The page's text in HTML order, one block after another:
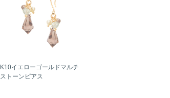
K10イエローゴールドマルチ
ストーンピアス